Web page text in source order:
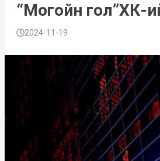
“Могойн гол”ХК-
2024-11-19